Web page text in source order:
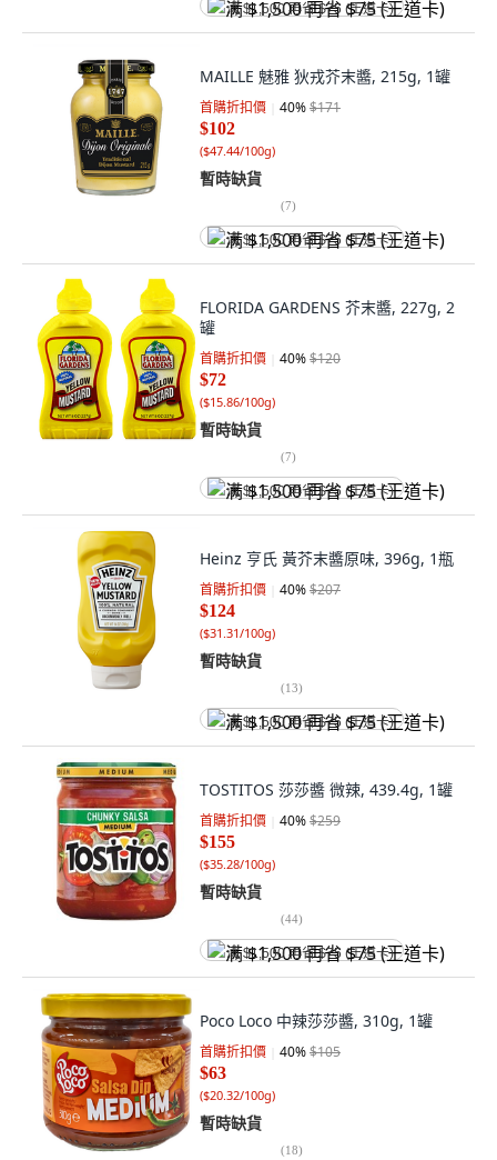
满 $1,500 再省 $75 (王道卡)
MAILLE 魅雅 狄戎芥末醬, 215g, 1罐
首購折扣價 40%$171
$102
($47.44/100g)
暫時缺貨
(7)
满 $1,500 再省 $75 (王道卡)
FLORIDA GARDENS 芥末醬, 227g, 2
罐
首購折扣價 40%$120
$72
($15.86/100g)
暫時缺貨
(7)
满 $1,500 再省 $75 (王道卡)
Heinz 亨氏 黃芥末醬原味, 396g, 1瓶
首購折扣價 40%$207
$124
($31.31/100g)
暫時缺貨
(13)
满 $1,500 再省 $75 (王道卡)
TOSTITOS 莎莎醬 微辣, 439.4g, 1罐
首購折扣價 40%$259
$155
($35.28/100g)
暫時缺貨
(44)
满 $1,500 再省 $75 (王道卡)
Poco Loco 中辣莎莎醬, 310g, 1罐
首購折扣價 40%$105
$63
($20.32/100g)
暫時缺貨
(18)